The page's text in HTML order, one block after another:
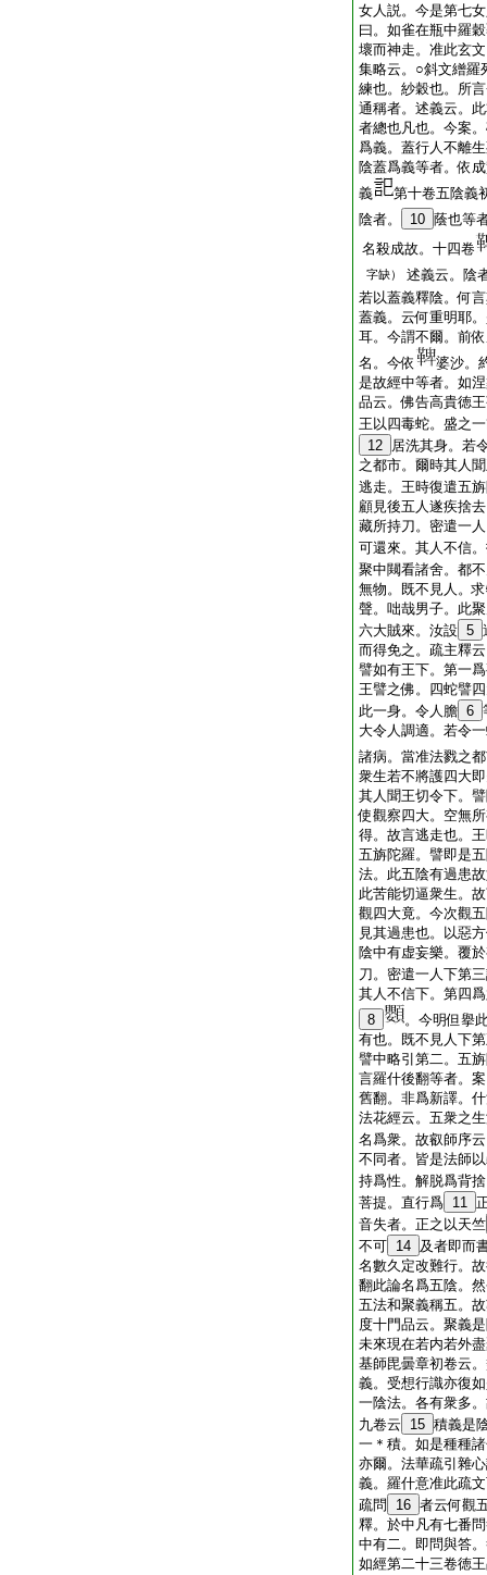
女人説。今是第七
曰。如雀在瓶中羅
壞而神走。准此玄
集略云。○斜文繒羅
練也。紗穀也。所
通稱者。述義云。
者總也凡也。今案
爲義。蓋行人不離
陰蓋爲義等者。依
義
第十卷五陰義
陰者。
10 蔭也等
名殺成故。十四卷
字缺）
述義云。陰
若以蓋義釋陰。何
蓋義。云何重明耶
耳。今謂不爾。前
名。今依
婆沙。
是故經中等者。如
品云。佛告高貴徳
王以四毒蛇。盛之
12 居洗其身。若
之都市。爾時其人
逃走。王時復遣五
顧見後五人遂疾捨
藏所持刀。密遣一
可還來。其人不信
聚中闚看諸舍。都
無物。既不見人。
聲。咄哉男子。此
六大賊來。汝設 5
而得免之。疏主釋
譬如有王下。第一
王譬之佛。四蛇譬
此一身。令人膽 6
大令人調適。若令
諸病。當准法戮之
衆生若不將護四大
其人聞王切令下。
使觀察四大。空無
得。故言逃走也。
五旃陀羅。譬即是
法。此五陰有過患
此苦能切逼衆生。
觀四大竟。今次觀
見其過患也。以惡
陰中有虚妄樂。覆
刀。密遣一人下第
其人不信下。第四
8
。今明但擧
有也。既不見人下
譬中略引第二。五
言羅什後翻等者。
舊翻。非爲新譯。
法花經云。五衆之
名爲衆。故叡師序
不同者。皆是法師
持爲性。解脱爲背
菩提。直行爲 11
音失者。正之以天竺
不可 14 及者即而
名數久定改難行。
翻此論名爲五陰。
五法和聚義稱五。
度十門品云。聚義
未來現在若内若外
基師毘曇章初卷云
義。受想行識亦復
一陰法。各有衆多
九卷云
15 積義是
一＊積。如是種種
亦爾。法華疏引雜
義。羅什意准此疏
疏問
16 者云何觀
釋。於中凡有七番
中有二。即問與答
如經第二十三卷徳